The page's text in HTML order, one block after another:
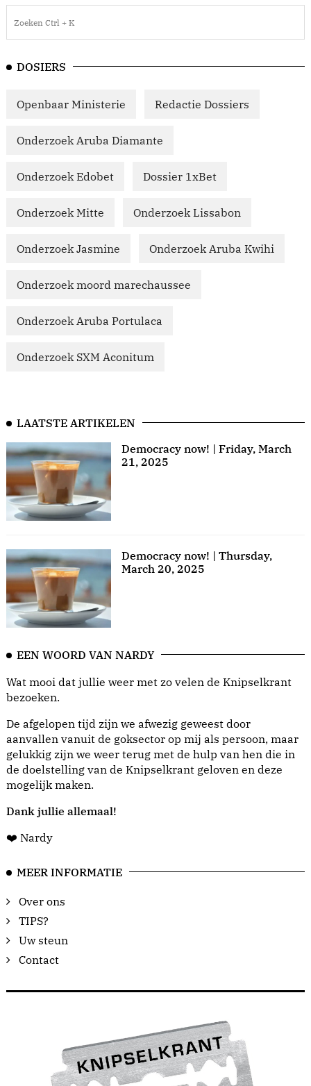
DOSIERS
Openbaar Ministerie Redactie Dossiers
Onderzoek Aruba Diamante
Onderzoek Edobet Dossier 1xBet
Onderzoek Mitte Onderzoek Lissabon
Onderzoek Jasmine Onderzoek Aruba Kwihi
Onderzoek moord marechaussee
Onderzoek Aruba Portulaca
Onderzoek SXM Aconitum
LAATSTE ARTIKELEN
Democracy now! | Friday, March
21, 2025
Democracy now! | Thursday,
March 20, 2025
EEN WOORD VAN NARDY
Wat mooi dat jullie weer met zo velen de Knipselkrant
bezoeken.
De afgelopen tijd zijn we afwezig geweest door
aanvallen vanuit de goksector op mij als persoon, maar
gelukkig zijn we weer terug met de hulp van hen die in
de doelstelling van de Knipselkrant geloven en deze
mogelijk maken.
Dank jullie allemaal!
❤️ Nardy
MEER INFORMATIE
Over ons
TIPS?
Uw steun
Contact